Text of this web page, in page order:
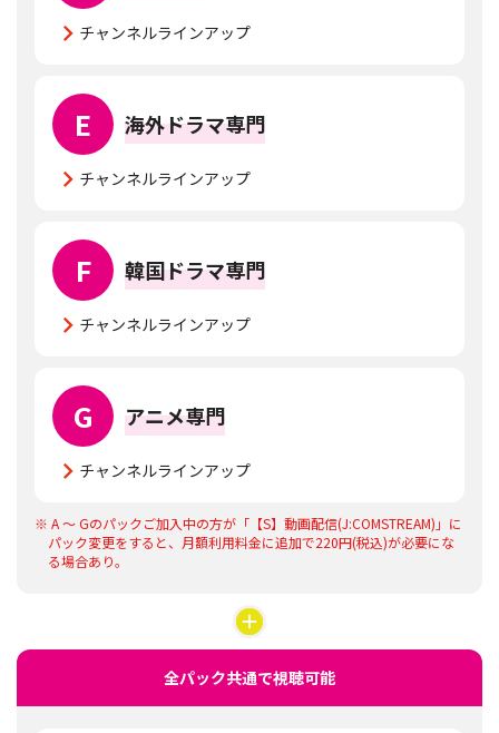
チャンネルラインアップ
E 海外ドラマ専門
チャンネルラインアップ
F 韓国ドラマ専門
チャンネルラインアップ
G アニメ専門
チャンネルラインアップ
※ A ～ Gのパックご加入中の方が「【S】動画配信(J:COMSTREAM)」に
パック変更をすると、月額利用料金に追加で220円(税込)が必要にな
る場合あり。
全パック共通で視聴可能